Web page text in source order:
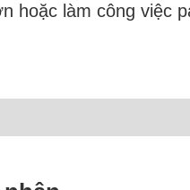
hoặc làm công việc